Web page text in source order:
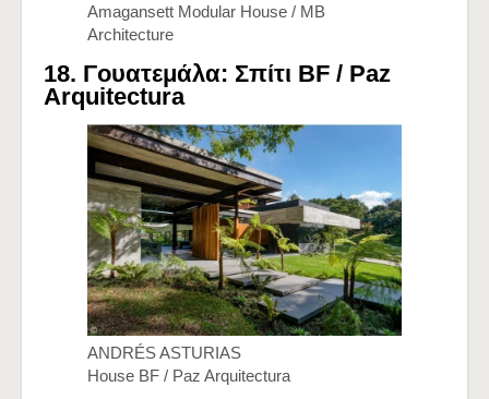
Amagansett Modular House / MB
Architecture
18. Γουατεμάλα: Σπίτι BF / Paz
Arquitectura
ANDRÉS ASTURIAS
House BF / Paz Arquitectura